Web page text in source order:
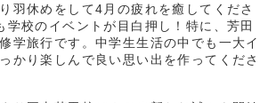
羽休めをして4月の疲れを癒してくださ
学校のイベントが目白押し！特に、芳田
学旅行です。中学生生活の中でも一大イ
かり楽しんで良い思い出を作ってくださ